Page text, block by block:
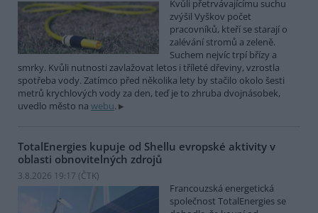
Kvůli přetrvávajícímu suchu
zvýšil Vyškov počet
pracovníků, kteří se starají o
zalévání stromů a zeleně.
Suchem nejvíc trpí břízy a
smrky. Kvůli nutnosti zavlažovat letos i tříleté dřeviny, vzrostla
spotřeba vody. Zatímco před několika lety by stačilo okolo šesti
metrů krychlových vody za den, teď je to zhruba dvojnásobek,
uvedlo město na webu.
TotalEnergies kupuje od Shellu evropské aktivity v
oblasti obnovitelných zdrojů
3.8.2026 19:17 (ČTK)
Francouzská energetická
společnost TotalEnergies se